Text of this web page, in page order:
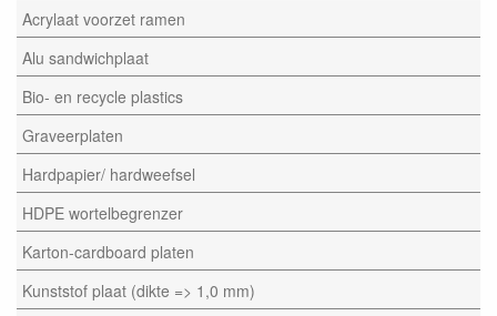
Acrylaat voorzet ramen
Alu sandwichplaat
Bio- en recycle plastics
Graveerplaten
Hardpapier/ hardweefsel
HDPE wortelbegrenzer
Karton-cardboard platen
Kunststof plaat (dikte => 1,0 mm)